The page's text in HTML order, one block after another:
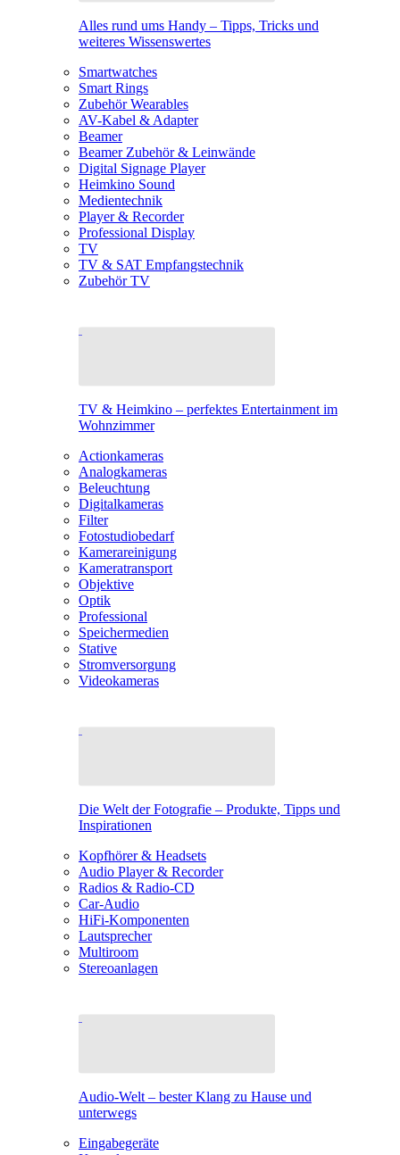
Alles rund ums Handy – Tipps, Tricks und
weiteres Wissenswertes
Smartwatches
Smart Rings
Zubehör Wearables
AV-Kabel & Adapter
Beamer
Beamer Zubehör & Leinwände
Digital Signage Player
Heimkino Sound
Medientechnik
Player & Recorder
Professional Display
TV
TV & SAT Empfangstechnik
Zubehör TV
TV & Heimkino – perfektes Entertainment im
Wohnzimmer
Actionkameras
Analogkameras
Beleuchtung
Digitalkameras
Filter
Fotostudiobedarf
Kamerareinigung
Kameratransport
Objektive
Optik
Professional
Speichermedien
Stative
Stromversorgung
Videokameras
Die Welt der Fotografie – Produkte, Tipps und
Inspirationen
Kopfhörer & Headsets
Audio Player & Recorder
Radios & Radio-CD
Car-Audio
HiFi-Komponenten
Lautsprecher
Multiroom
Stereoanlagen
Audio-Welt – bester Klang zu Hause und
unterwegs
Eingabegeräte